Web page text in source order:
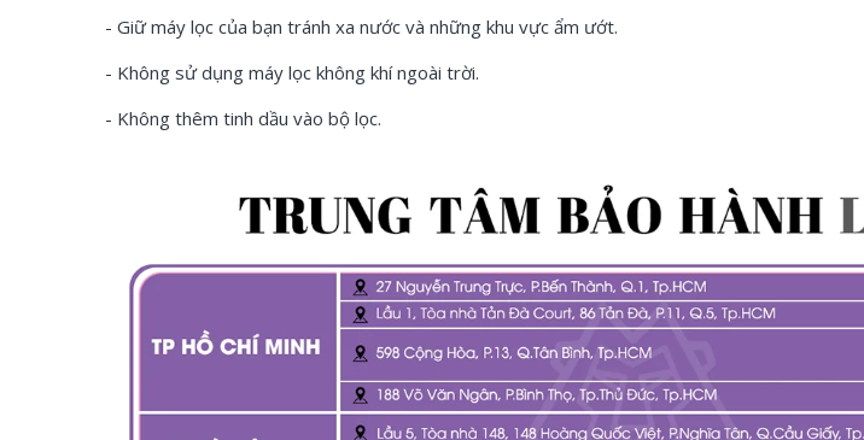
- Giữ máy lọc của bạn tránh xa nước và những khu vực ẩm ướt.
- Không sử dụng máy lọc không khí ngoài trời.
- Không thêm tinh dầu vào bộ lọc.